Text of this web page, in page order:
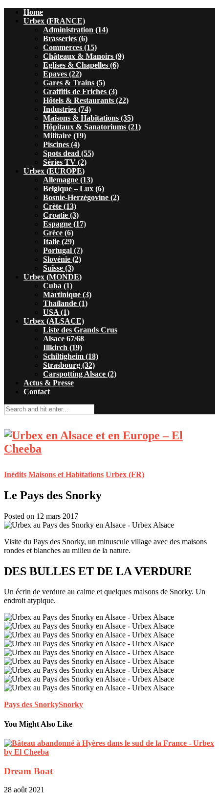
Home
Urbex (FRANCE)
Administration (14)
Brasseries (6)
Commerces (15)
Châteaux & Manoirs (9)
Eglises & Chapelles (6)
Epaves (22)
Gares & Trains (5)
Graffitis de Friches (3)
Hôtels & Restaurants (22)
Industries (74)
Maisons & Habitations (35)
Hôpitaux & Sanatoriums (21)
Militaire (19)
Piscines (4)
Spots dead (55)
Séries TV (2)
Urbex (EUROPE)
Allemagne (13)
Belgique – Lux (6)
Bosnie-Herzégovine (2)
Crète (13)
Croatie (3)
Espagne (17)
Grèce (6)
Italie (29)
Portugal (7)
Slovénie (2)
Suisse (3)
Urbex (MONDE)
Cuba (1)
Martinique (3)
Thaïlande (1)
USA (1)
Urbex (ALSACE)
Liste des Grands Crus
Alsace 67/68
Illkirch (19)
Schiltigheim (18)
Strasbourg (32)
Carspotting Alsace (2)
Actus & Presse
Contact
Inédits Maisons et Habitations Urbex (FR)
Le Pays des Snorky
Posted on 12 mars 2017
Visite du Pays des Snorky, un minuscule village avec des maisons
rondes et blanches au milieu de la nature.
DES BULLES ET DE LA VERDURE
Un écrin de verdure au calme et quelques maisons de Snorky. Un
endroit atypique.
Pays des SnorkySnorky
You Might Also Like
Dream Boat
28 août 2021